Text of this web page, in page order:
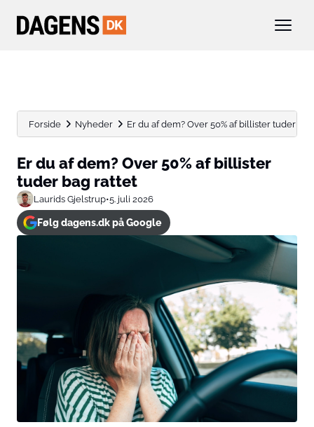
Forside Nyheder Er du af dem? Over 50% af billister tuder
Er du af dem? Over 50% af billister
tuder bag rattet
Laurids Gjelstrup•5. juli 2026
Følg dagens.dk på Google